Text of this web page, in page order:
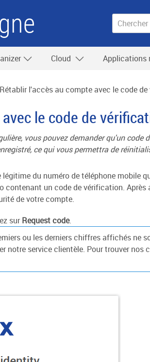
Cloud Applications
Rétablir l'accès au compte avec le code
le code de
vous pouvez demander qu'un code
ce qui vous permettra de
du numéro de téléphone mobile
contenant un code de vérification.
de votre compte.
surRequest code.
ou les derniers chiffres affichés ne
notre service clientèle. Pour trouver nos